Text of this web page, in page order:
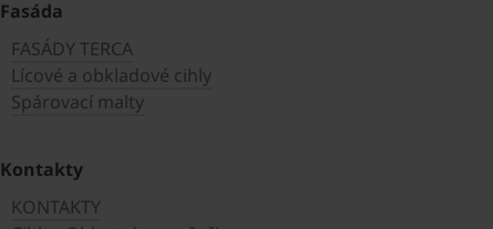
Fasáda
FASÁDY TERCA
Lícové a obkladové cihly
Spárovací malty
Kontakty
KONTAKTY